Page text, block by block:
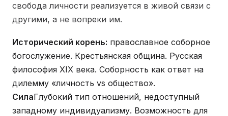
свобода личности реализуется в живой связи с
другими, а не вопреки им.
Исторический корень: православное соборное
богослужение. Крестьянская община. Русская
философия XIX века. Соборность как ответ на
дилемму «личность vs общество».
СилаГлубокий тип отношений, недоступный
западному индивидуализму. Возможность для